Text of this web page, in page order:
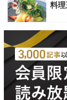
料